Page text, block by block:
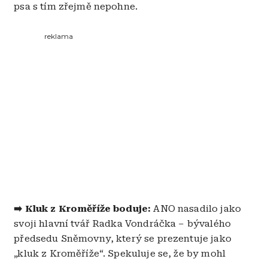
psa s tím zřejmě nepohne.
reklama
➡️ Kluk z Kroměříže boduje:ANO nasadilo jako
svoji hlavní tvář Radka Vondráčka – bývalého
předsedu Sněmovny, který se prezentuje jako
„kluk z Kroměříže“. Spekuluje se, že by mohl